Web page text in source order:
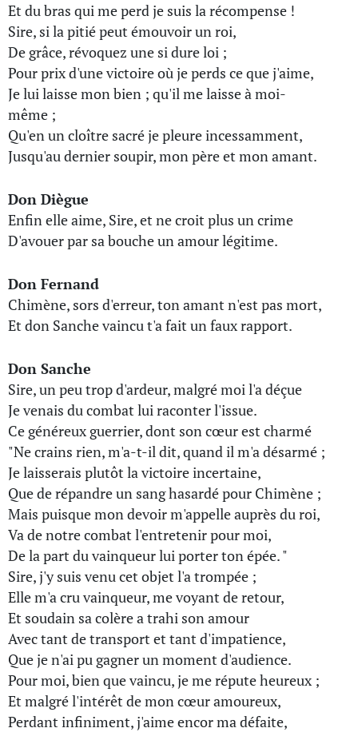
Et du bras qui me perd je suis la récompense !
Sire, si la pitié peut émouvoir un roi,
De grâce, révoquez une si dure loi ;
Pour prix d'une victoire où je perds ce que j'aime,
Je lui laisse mon bien ; qu'il me laisse à moi-
même ;
Qu'en un cloître sacré je pleure incessamment,
Jusqu'au dernier soupir, mon père et mon amant.
Don Diègue
Enfin elle aime, Sire, et ne croit plus un crime
D'avouer par sa bouche un amour légitime.
Don Fernand
Chimène, sors d'erreur, ton amant n'est pas mort,
Et don Sanche vaincu t'a fait un faux rapport.
Don Sanche
Sire, un peu trop d'ardeur, malgré moi l'a déçue
Je venais du combat lui raconter l'issue.
Ce généreux guerrier, dont son cœur est charmé
"Ne crains rien, m'a-t-il dit, quand il m'a désarmé ;
Je laisserais plutôt la victoire incertaine,
Que de répandre un sang hasardé pour Chimène ;
Mais puisque mon devoir m'appelle auprès du roi,
Va de notre combat l'entretenir pour moi,
De la part du vainqueur lui porter ton épée. "
Sire, j'y suis venu cet objet l'a trompée ;
Elle m'a cru vainqueur, me voyant de retour,
Et soudain sa colère a trahi son amour
Avec tant de transport et tant d'impatience,
Que je n'ai pu gagner un moment d'audience.
Pour moi, bien que vaincu, je me répute heureux ;
Et malgré l'intérêt de mon cœur amoureux,
Perdant infiniment, j'aime encor ma défaite,